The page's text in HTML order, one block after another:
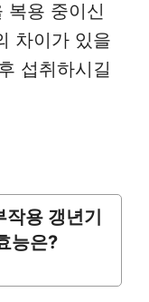
복용 중이신
차이가 있을
섭취하시길
작용 갱년기
능은?